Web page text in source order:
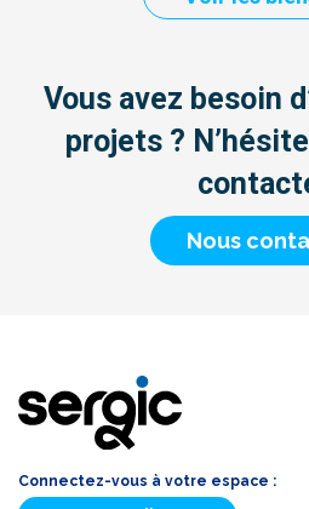
Vous avez besoin
projets ?
Nous
Connectez-vous à votre espace :